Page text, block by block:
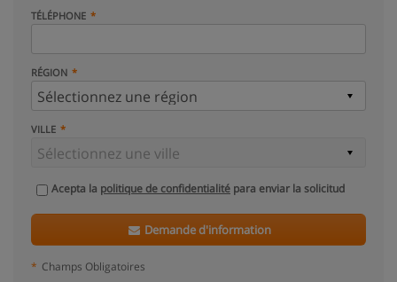
TÉLÉPHONE
RÉGION
VILLE
Acepta la politique de confidentialité para enviar la solicitud
Demande d'information
* Champs Obligatoires